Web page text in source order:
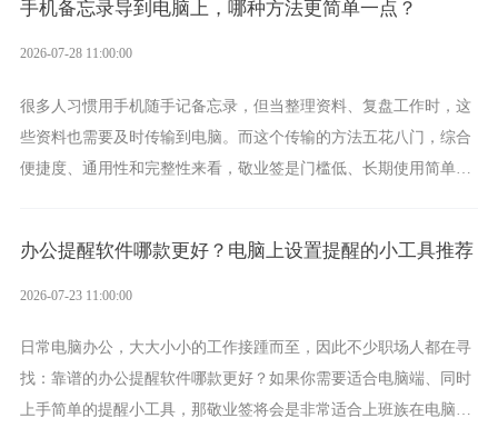
手机备忘录导到电脑上，哪种方法更简单一点？
2026-07-28 11:00:00
很多人习惯用手机随手记备忘录，但当整理资料、复盘工作时，这
些资料也需要及时传输到电脑。而这个传输的方法五花八门，综合
便捷度、通用性和完整性来看，敬业签是门槛低、长期使用简单的
办公提醒软件哪款更好？电脑上设置提醒的小工具推荐
2026-07-23 11:00:00
日常电脑办公，大大小小的工作接踵而至，因此不少职场人都在寻
找：靠谱的办公提醒软件哪款更好？如果你需要适合电脑端、同时
上手简单的提醒小工具，那敬业签将会是非常适合上班族在电脑上